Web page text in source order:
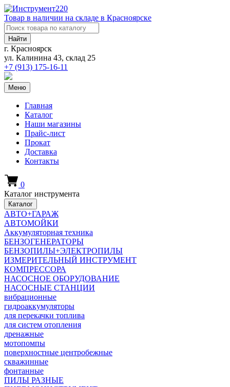
Товар в наличии на складе в Красноярске
Найти
г. Красноярск
ул. Калинина 43, склад 25
+7 (913) 175-16-11
Меню
Главная
Каталог
Наши магазины
Прайс-лист
Прокат
Доставка
Контакты
0
Каталог инструмента
Каталог
АВТО+ГАРАЖ
АВТОМОЙКИ
Аккумуляторная техника
БЕНЗОГЕНЕРАТОРЫ
БЕНЗОПИЛЫ+ЭЛЕКТРОПИЛЫ
ИЗМЕРИТЕЛЬНЫЙ ИНСТРУМЕНТ
КОМПРЕССОРА
НАСОСНОЕ ОБОРУДОВАНИЕ
НАСОСНЫЕ СТАНЦИИ
вибрационные
гидроаккумуляторы
для перекачки топлива
для систем отопления
дренажные
мотопомпы
поверхностные центробежные
скважинные
фонтанные
ПИЛЫ РАЗНЫЕ